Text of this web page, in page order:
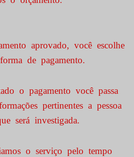
aprovado, você escolhe
de pagamento.
o pagamento você passa
pertinentes a pessoa
será investigada.
o serviço pelo tempo